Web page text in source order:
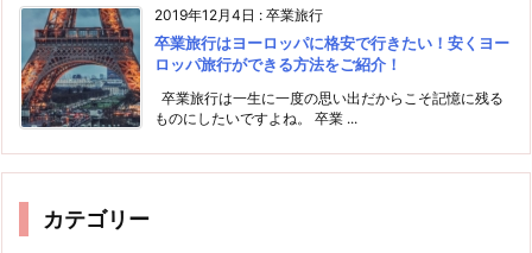
2019年12月4日 : 卒業旅行
卒業旅行はヨーロッパに格安で行きたい！安くヨー
ロッパ旅行ができる方法をご紹介！
卒業旅行は一生に一度の思い出だからこそ記憶に残る
ものにしたいですよね。 卒業 ...
カテゴリー